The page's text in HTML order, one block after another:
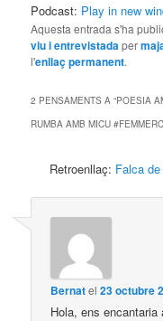
Podcast: Play in new
Aquesta entrada s'ha
viu i entrevistadaper
l'enllaç permanent.
2 PENSAMENTS A “POESIA
RUMBA AMB MICU
Retroenllaç: Falca
Bernatel23 octubre
Hola, ens encantaria